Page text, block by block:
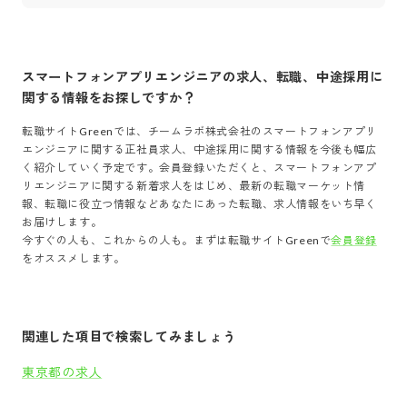
スマートフォンアプリエンジニアの求人、転職、中途採用に
関する情報をお探しですか？
転職サイトGreenでは、 チームラボ株式会社の スマートフォンアプリ
エンジニア に関する正社員求人、中途採用に関する情報を今後も幅広
く紹介していく予定です。会員登録いただくと、 スマートフォンアプ
リエンジニア に関する新着求人をはじめ、最新の転職マーケット情
報、転職に役立つ情報などあなたにあった転職、求人情報をいち早く
お届けします。
今すぐの人も、これからの人も。まずは転職サイトGreenで会員登録
をオススメします。
関連した項目で検索してみましょう
東京都の求人